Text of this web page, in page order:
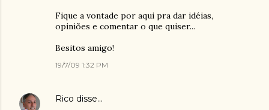
Fique a vontade por aqui pra dar idéias,
opiniões e comentar o que quiser...
Besitos amigo!
19/7/09 1:32 PM
Rico disse…